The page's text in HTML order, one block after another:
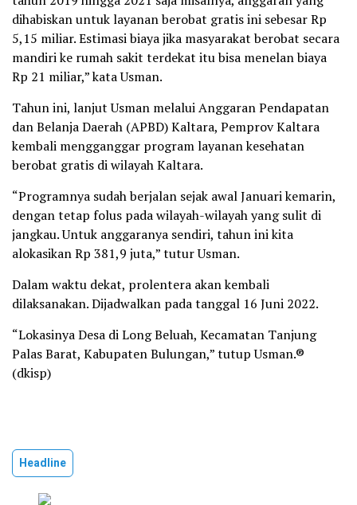
dihabiskan untuk layanan berobat gratis ini sebesar Rp
5,15 miliar. Estimasi biaya jika masyarakat berobat secara
mandiri ke rumah sakit terdekat itu bisa menelan biaya
Rp 21 miliar,” kata Usman.
Tahun ini, lanjut Usman melalui Anggaran Pendapatan
dan Belanja Daerah (APBD) Kaltara, Pemprov Kaltara
kembali mengganggar program layanan kesehatan
berobat gratis di wilayah Kaltara.
“Programnya sudah berjalan sejak awal Januari kemarin,
dengan tetap folus pada wilayah-wilayah yang sulit di
jangkau. Untuk anggaranya sendiri, tahun ini kita
alokasikan Rp 381,9 juta,” tutur Usman.
Dalam waktu dekat, prolentera akan kembali
dilaksanakan. Dijadwalkan pada tanggal 16 Juni 2022.
“Lokasinya Desa di Long Beluah, Kecamatan Tanjung
Palas Barat, Kabupaten Bulungan,” tutup Usman.®
(dkisp)
Headline